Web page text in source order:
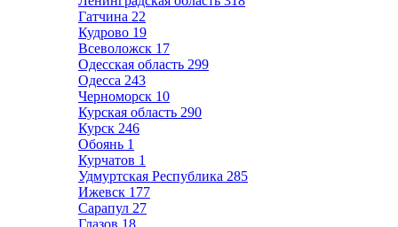
Гатчина 22
Кудрово 19
Всеволожск 17
Одесская область 299
Одесса 243
Черноморск 10
Курская область 290
Курск 246
Обоянь 1
Курчатов 1
Удмуртская Республика 285
Ижевск 177
Сарапул 27
Глазов 18